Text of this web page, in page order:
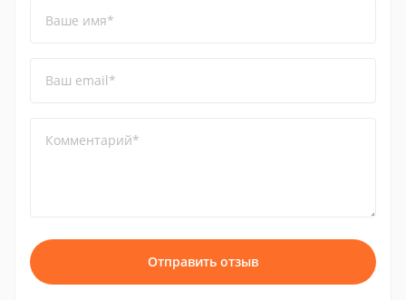
Ваше имя*
Ваш email*
Комментарий*
Отправить отзыв